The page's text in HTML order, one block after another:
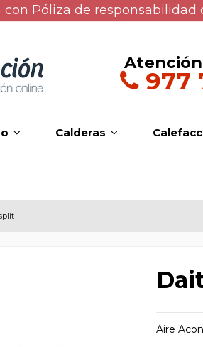
Póliza de responsabilidad
977
Calderas
Aire